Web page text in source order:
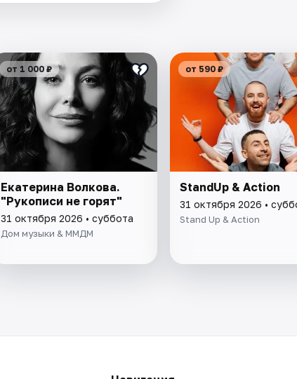
от 1 000 ₽
Екатерина Волкова.
"Рукописи не горят"
31 октября 2026 • суббота
Дом музыки & ММДМ
от 590 ₽
StandUp & Action
31 октября 2026 •
Stand Up & Action